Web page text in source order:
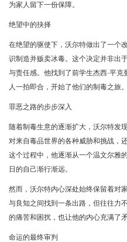
为家人留下一份保障。
绝望中的抉择
在绝望的驱使下，沃尔特做出了一
识制造并贩卖冰毒。这个决定并非出
与责任感。他找到了前学生杰西·平
人一拍即合，开始了他们的制毒之旅。
罪恶之路的步步深入
随着制毒生意的逐渐扩大，沃尔特发
对来自毒品世界的各种威胁和挑战，
这个过程中，他逐渐从一个温文尔雅
日的自己渐行渐远。
然而，沃尔特内心深处始终保留着对
与良知之间找到一条出路，但往往力
的痛苦和困扰，也让他的内心充满了矛
命运的最终审判